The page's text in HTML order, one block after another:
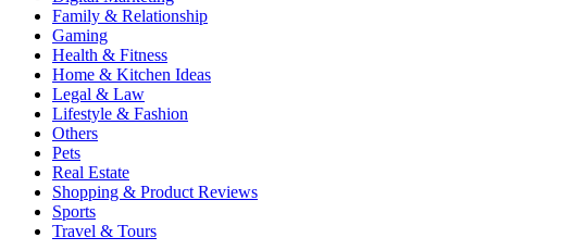
Family & Relationship
Gaming
Health & Fitness
Home & Kitchen Ideas
Legal & Law
Lifestyle & Fashion
Others
Pets
Real Estate
Shopping & Product Reviews
Sports
Travel & Tours